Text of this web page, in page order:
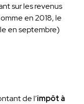
sur les revenus
en 2018, le
en septembre)
de l’impôt à